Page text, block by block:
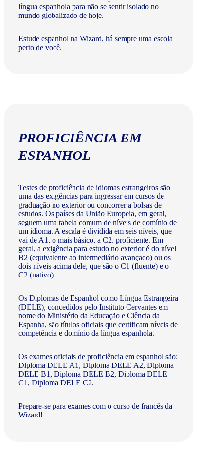
língua espanhola para não se sentir isolado no
mundo globalizado de hoje.
Estude espanhol na Wizard, há sempre uma escola
perto de você.
PROFICIÊNCIA EM
ESPANHOL
Testes de proficiência de idiomas estrangeiros são
uma das exigências para ingressar em cursos de
graduação no exterior ou concorrer a bolsas de
estudos. Os países da União Europeia, em geral,
seguem uma tabela comum de níveis de domínio de
um idioma. A escala é dividida em seis níveis, que
vai de A1, o mais básico, a C2, proficiente. Em
geral, a exigência para estudo no exterior é do nível
B2 (equivalente ao intermediário avançado) ou os
dois níveis acima dele, que são o C1 (fluente) e o
C2 (nativo).
Os Diplomas de Espanhol como Língua Estrangeira
(DELE), concedidos pelo Instituto Cervantes em
nome do Ministério da Educação e Ciência da
Espanha, são títulos oficiais que certificam níveis de
competência e domínio da língua espanhola.
Os exames oficiais de proficiência em espanhol são:
Diploma DELE A1, Diploma DELE A2, Diploma
DELE B1, Diploma DELE B2, Diploma DELE
C1, Diploma DELE C2.
Prepare-se para exames com o curso de francês da
Wizard!